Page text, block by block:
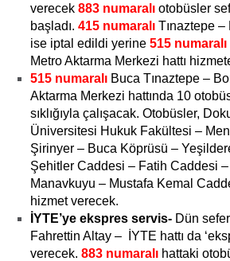
verecek 883 numaralı otobüsler
başladı. 415 numaralı Tınaztepe –
ise iptal edildi yerine 515 numaralı
Metro Aktarma Merkezi hattı
515 numaralı Buca Tınaztepe –
Aktarma Merkezi hattında 10
sıklığıyla çalışacak. Otobüsler,
Üniversitesi Hukuk Fakültesi –
Şirinyer – Buca Köprüsü –
Şehitler Caddesi – Fatih Caddesi
Manavkuyu – Mustafa Kemal
hizmet verecek.
İYTE’ye ekspres servis- Dün
Fahrettin Altay – İYTE hattı da
verecek. 883 numaralı hattaki